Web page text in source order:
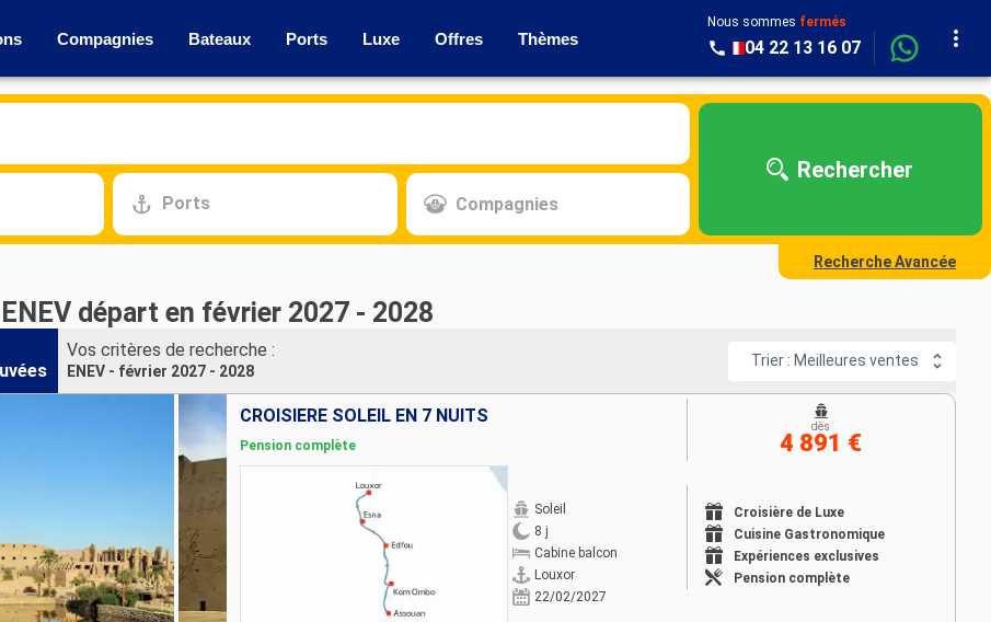
Compagnies Bateaux Ports Luxe Offres Thèmes
Nous sommes fermés
04 22 13 16 07
Ports Compagnies
Rechercher
Recherche Avancée
départ en février 2027 - 2028
Vos critères de recherche :
ENEV - février 2027 - 2028
Trier : Meilleures ventes
CROISIÈRE SOLEIL EN 7 NUITS
Pension complète
Soleil
8 j
Cabine balcon
Louxor
22/02/2027
Croisière de Luxe
Cuisine Gastronomique
Expériences exclusives
Pension complète
dès
4 891 €